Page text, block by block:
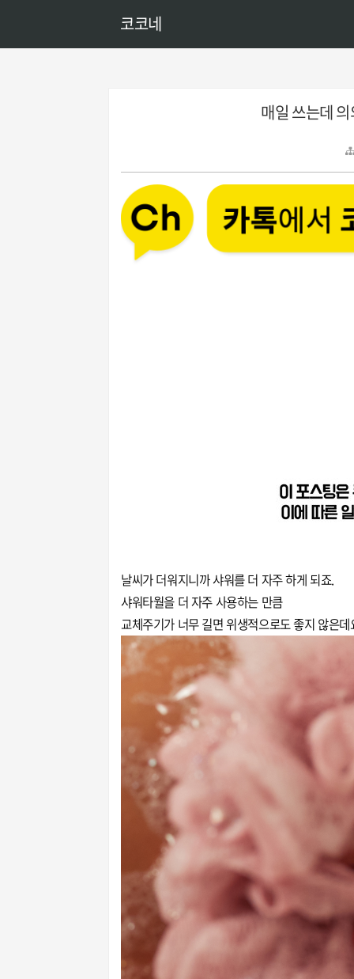
코코네
매일 쓰는데
날씨가 더워지니까 샤워를 더 자주 하게 되죠.
샤워타월을 더 자주 사용하는 만큼
교체주기가 너무 길면 위생적으로도 좋지 않은데